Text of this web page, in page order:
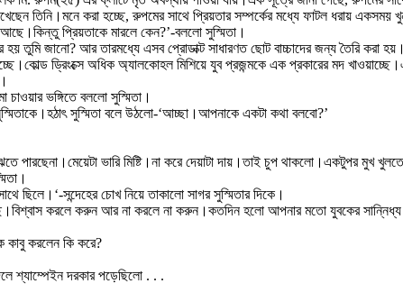
তিনি।মনে করা হচ্ছে, রুপমের সাথে প্রিয়তার সম্পর্কের মধ্যে ফাটল ধরায়
প্রিয়তাকে মারলে কেন?’-বললো সুস্মিতা।
হয় তুমি জানো? আর তারমধ্যে এসব প্রোডাক্ট সাধারণত ছোট বাচ্চাদের জন্য তৈরি
ড্রিংক্সে অধিক অ্যালকোহল মিশিয়ে যুব প্রজন্মকে এক প্রকারের মদ
ভঙ্গিতে বললো সুস্মিতা।
সুস্মিতা বলে উঠলো-‘আচ্ছা।আপনাকে একটা কথা বলবো?’
পারছেনা।মেয়েটা ভারি মিষ্টি।না করে দেয়াটা দায়।তাই চুপ থাকলো।একটুপর মুখ
ছিলে।‘-সন্দেহের চোখ নিয়ে তাকালো সাগর সুস্মিতার দিকে।
করলে করুন আর না করলে না করুন।কতদিন হলো আপনার মতো যুবকের
কাবু করলেন কি করে?
শ্যাম্পেইন দরকার পড়েছিলো . . .